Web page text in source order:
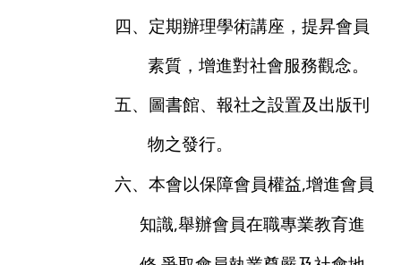
四、定期辦理學術講座，提昇會員
素質，增進對社會服務觀念。
五、圖書館、報社之設置及出版刊
物之發行。
六、本會以保障會員權益,增進會員
知識,舉辦會員在職專業教育進